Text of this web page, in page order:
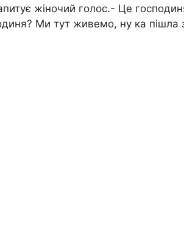
жіночий голос.- Це
Ми тут живемо, ну ка пішла